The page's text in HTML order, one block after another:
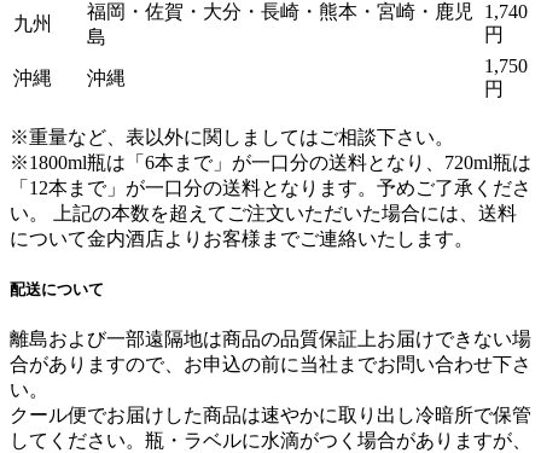
九州
福岡・佐賀・大分・長崎・熊本・宮崎・鹿児
島
1,740
円
沖縄 沖縄
1,750
円
※重量など、表以外に関しましてはご相談下さい。
※1800ml瓶は「6本まで」が一口分の送料となり、720ml瓶は
「12本まで」が一口分の送料となります。 予めご了承くださ
い。 上記の本数を超えてご注文いただいた場合には、送料
について金内酒店よりお客様までご連絡いたします。
配送について
離島および一部遠隔地は商品の品質保証上お届けできない場
合がありますので、お申込の前に当社までお問い合わせ下さ
い。
クール便でお届けした商品は速やかに取り出し冷暗所で保管
してください。瓶・ラベルに水滴がつく場合がありますが、